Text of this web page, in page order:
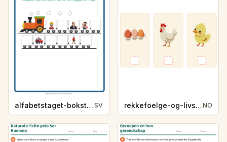
alfabetstaget-bokstavsledtrad-yrken-4317 SV rekkefoelge-og-livssykluser-g1203NO